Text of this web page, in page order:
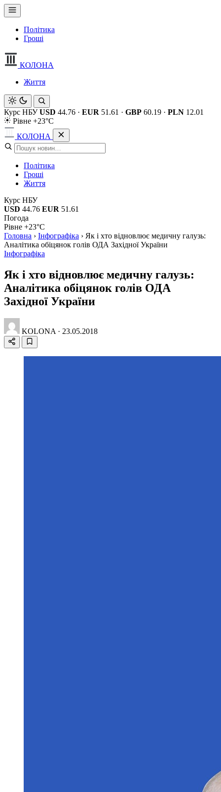
Політика
Гроші
КОЛОНА
Життя
Курс НБУ USD 44.76 · EUR 51.61 · GBP 60.19 · PLN 12.01
Рівне +23°C
КОЛОНА
Політика
Гроші
Життя
Курс НБУ
USD 44.76 EUR 51.61
Погода
Рівне +23°C
Головна › Інфографіка › Як і хто відновлює медичну галузь:
Аналітика обіцянок голів ОДА Західної України
Інфографіка
Як і хто відновлює медичну галузь:
Аналітика обіцянок голів ОДА
Західної України
KOLONA · 23.05.2018